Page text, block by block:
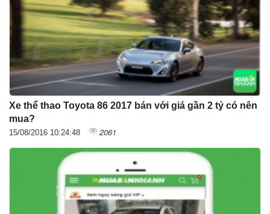
Xe thể thao Toyota 86 2017 bán với giá gần 2 tỷ có nên
mua?
15/08/2016 10:24:48 2061